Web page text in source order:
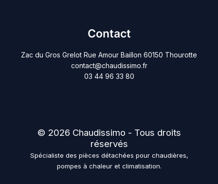
Contact
Zac du Gros Grelot Rue Amour Baillon 60150 Thourotte
contact@chaudissimo.fr
03 44 96 33 80
© 2026 Chaudissimo - Tous droits
réservés
Spécialiste des pièces détachées pour chaudières,
pompes à chaleur et climatisation.